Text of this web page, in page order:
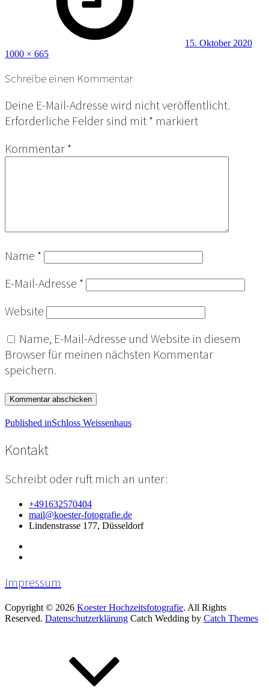
15. Oktober 2020
1000 × 665
Schreibe einen Kommentar
Deine E-Mail-Adresse wird nicht veröffentlicht.
Erforderliche Felder sind mit* markiert
Kommentar*
Name *
E-Mail-Adresse *
Website
Name, E-Mail-Adresse und Website in diesem
Browser für meinen nächsten Kommentar
speichern.
Beitragsnavigation
Published inSchloss Weissenhaus
Kontakt
Schreibt oder ruft mich an unter:
+491632570404
mail@koester-fotografie.de
Lindenstrasse 177, Düsseldorf
Impressum
Copyright © 2026 Koester Hochzeitsfotografie. All Rights
Reserved. Datenschutzerklärung Catch Wedding by Catch Themes